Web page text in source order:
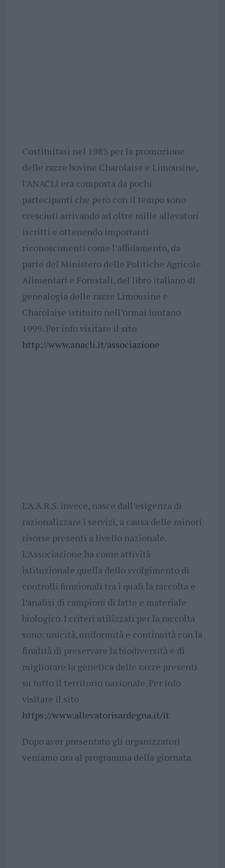
Costituitasi nel 1985 per la promozione
delle razze bovine Charolaise e Limousine,
l’ANACLI era composta da pochi
partecipanti che però con il tempo sono
cresciuti arrivando ad oltre mille allevatori
iscritti e ottenendo importanti
riconoscimenti come l’affidamento, da
parte del Ministero delle Politiche Agricole
Alimentari e Forestali, del libro italiano di
genealogia delle razze Limousine e
Charolaise istituito nell’ormai lontano
1999. Per info visitare il sito
http://www.anacli.it/associazione
L’A.A.R.S. invece, nasce dall’esigenza di
razionalizzare i servizi, a causa delle minori
risorse presenti a livello nazionale.
L’Associazione ha come attività
istituzionale quella dello svolgimento di
controlli funzionali tra i quali la raccolta e
l’analisi di campioni di latte e materiale
biologico. I criteri utilizzati per la raccolta
sono: unicità, uniformità e continuità con la
finalità di preservare la biodiversità e di
migliorare la genetica delle razze presenti
su tutto il territorio nazionale. Per info
visitare il sito
https://www.allevatorisardegna.it/it
Dopo aver presentato gli organizzatori
veniamo ora al programma della giornata.